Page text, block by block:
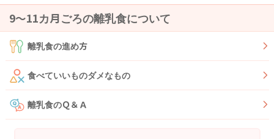
9〜11カ月ごろの離乳食について
離乳食の進め方
食べていいものダメなもの
離乳食のＱ＆Ａ